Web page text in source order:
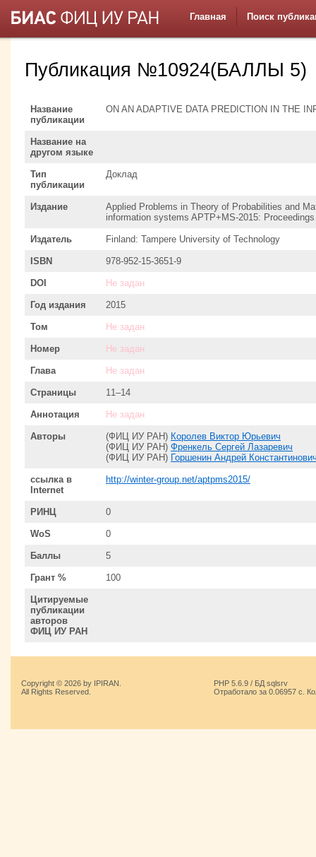
Главная Поиск
Публикация №10924(БАЛЛЫ 5)
Название
публикации
ON AN ADAPTIVE DATA PREDICTION IN THE
Название на
другом языке
Тип
публикации
Доклад
Издание
Applied Problems in Theory of Probabilities and
information systems APTP+MS-2015:
Издатель Finland: Tampere University of Technology
ISBN 978-952-15-3651-9
DOI Не задан
Год издания 2015
Том Не задан
Номер Не задан
Глава Не задан
Страницы 11–14
Аннотация Не задан
Авторы (ФИЦ ИУ РАН) Королев Виктор Юрьевич
(ФИЦ ИУ РАН) Френкель Сергей Лазаревич
(ФИЦ ИУ РАН) Горшенин Андрей
ссылка в
Internet
http://winter-group.net/aptpms2015/
РИНЦ 0
WoS 0
Баллы 5
Грант % 100
Цитируемые
публикации
авторов
ФИЦ ИУ РАН
Copyright © 2026 by IPIRAN.
All Rights Reserved.
PHP 5.6.9 / БД sqlsrv
Отработало за 0.06957 с.